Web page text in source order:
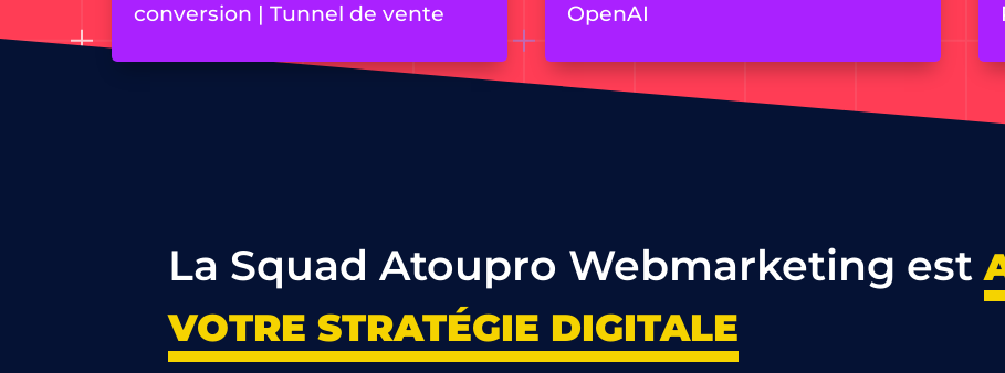
conversion | Tunnel de vente
OpenAI
La Squad Atoupro Webmarketing est
VOTRE STRATÉGIE DIGITALE